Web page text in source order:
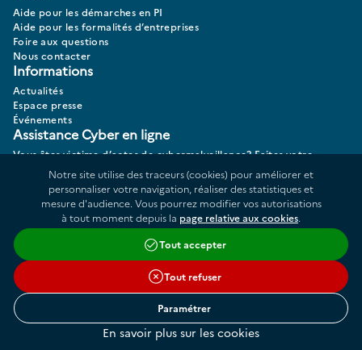
Aide pour les démarches en PI
Aide pour les formalités d’entreprises
Foire aux questions
Nous contacter
Informations
Actualités
Espace presse
Événements
Assistance Cyber en ligne
Vous êtes victime d’actes de cybermalveillance? Faites votre
Données personnelles
Répertoire des informations publiques
Accessibilité : partiellement conforme
Cookies
Liens utiles
Conditions générales d'utilisation
Gestion des cookies
Notre site utilise des traceurs (cookies) pour améliorer et
personnaliser votre navigation, réaliser des statistiques et
mesure d'audience. Vous pourrez modifier vos autorisations
à tout moment depuis la page relative aux cookies
Tout accepter
Tout refuser
Paramétrer
En savoir plus sur les cookies